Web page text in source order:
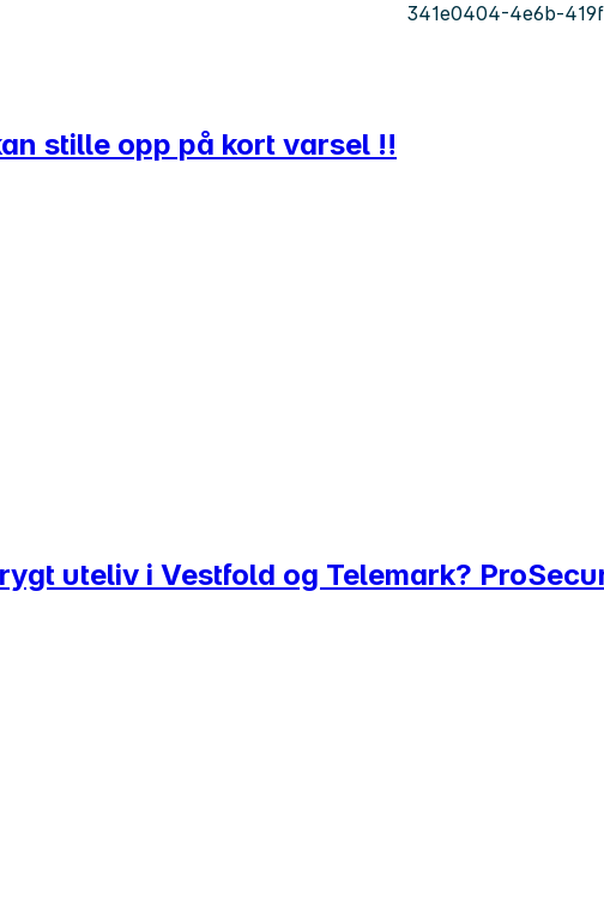
341e0404-4e6b-
stille opp på kort varsel ‼️
uteliv i Vestfold og Telemark?